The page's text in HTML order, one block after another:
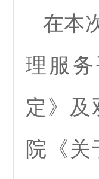
在本
理服
定》及
院《